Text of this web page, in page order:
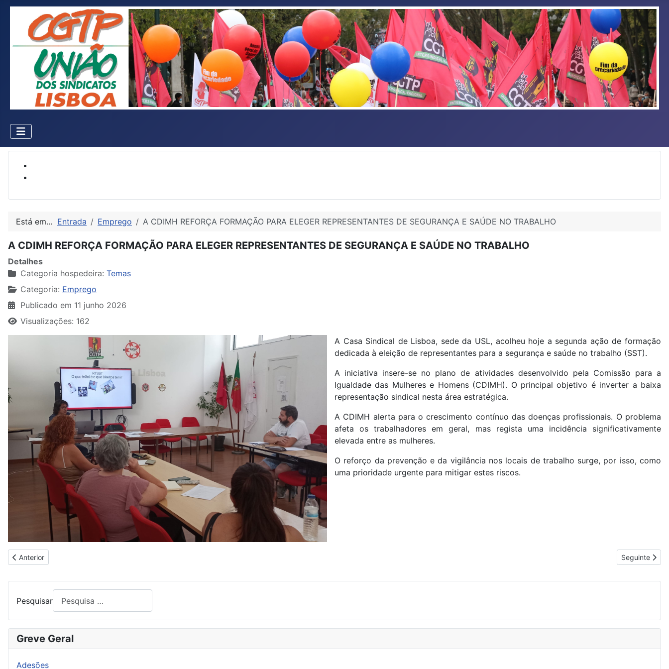
Está em... Entrada Emprego A CDIMH REFORÇA FORMAÇÃO PARA ELEGER REPRESENTANTES DE SEGURANÇA E SAÚDE NO TRABALHO
A CDIMH REFORÇA FORMAÇÃO PARA ELEGER REPRESENTANTES DE SEGURANÇA E SAÚDE NO TRABALHO
Detalhes
Categoria hospedeira: Temas
Categoria: Emprego
Publicado em 11 junho 2026
Visualizações: 162
A Casa Sindical de Lisboa, sede da USL, acolheu hoje a segunda ação de formação
dedicada à eleição de representantes para a segurança e saúde no trabalho (SST).
A iniciativa insere-se no plano de atividades desenvolvido pela Comissão para a
Igualdade das Mulheres e Homens (CDIMH). O principal objetivo é inverter a baixa
representação sindical nesta área estratégica.
A CDIMH alerta para o crescimento contínuo das doenças profissionais. O problema
afeta os trabalhadores em geral, mas regista uma incidência significativamente
elevada entre as mulheres.
O reforço da prevenção e da vigilância nos locais de trabalho surge, por isso, como
uma prioridade urgente para mitigar estes riscos.
Artigo anterior: FORMAR PARA PREVENIR E IDENTIFICAR DOENÇAS PROFISSIONAIS
Anterior Artigo
Seguinte
Pesquisar
Greve Geral
Adesões